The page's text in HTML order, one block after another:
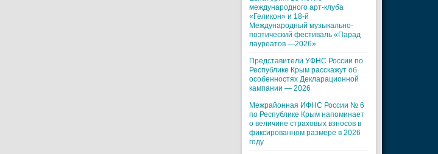
международного арт-клуба
«Геликон» и 18-й
Международный музыкально-
поэтический фестиваль «Парад
лауреатов —2026»
Представители УФНС России по
Республике Крым расскажут об
особенностях Декларационной
кампании — 2026
Межрайонная ИФНС России № 6
по Республике Крым напоминает
о величине страховых взносов в
фиксированном размере в 2026
году